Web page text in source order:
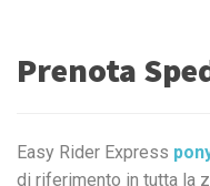
Prenota
Easy Rider Express
di riferimento in tutta la